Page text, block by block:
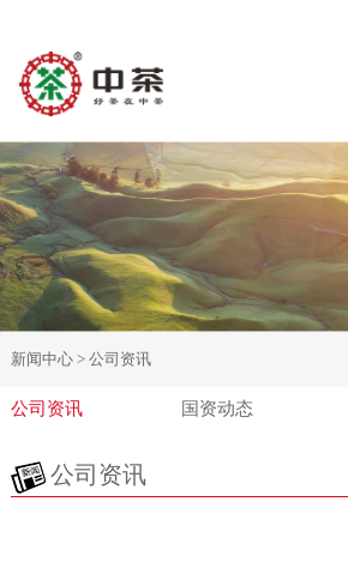
新闻中心 > 公司资讯
公司资讯 国资动态
公司资讯